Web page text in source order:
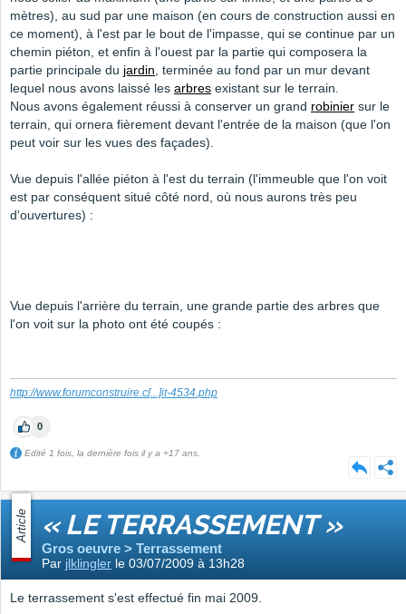
mètres), au sud par une maison (en cours de construction aussi en
ce moment), à l'est par le bout de l'impasse, qui se continue par un
chemin piéton, et enfin à l'ouest par la partie qui composera la
partie principale du jardin, terminée au fond par un mur devant
lequel nous avons laissé les arbres existant sur le terrain.
Nous avons également réussi à conserver un grand robinier sur le
terrain, qui ornera fièrement devant l'entrée de la maison (que l'on
peut voir sur les vues des façades).
Vue depuis l'allée piéton à l'est du terrain (l'immeuble que l'on voit
est par conséquent situé côté nord, où nous aurons très peu
d'ouvertures) :
Vue depuis l'arrière du terrain, une grande partie des arbres que
l'on voit sur la photo ont été coupés :
http://www.forumconstruire.c[...]it-4534.php
0
Edité 1 fois, la dernière fois il y a +17 ans.
Article « LE TERRASSEMENT »
Gros oeuvre > Terrassement
Par jlklingler le 03/07/2009 à 13h28
Le terrassement s'est effectué fin mai 2009.